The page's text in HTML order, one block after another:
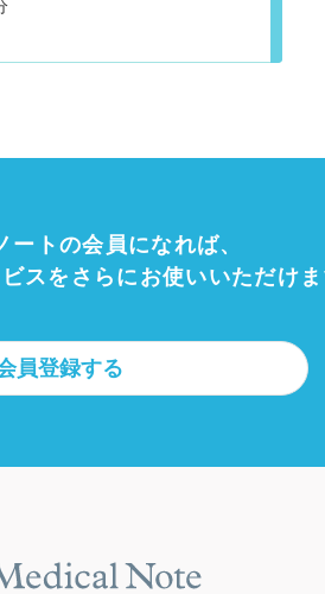
16分
ートの会員になれば、
スをさらにお使いいただけ
員登録する